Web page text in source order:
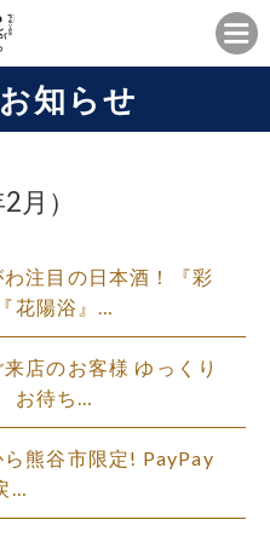
知らせ
月）
わ注目の日本酒！『彩
花陽浴』…
店のお客様 ゆっくり
お待ち…
熊谷市限定! PayPay
…